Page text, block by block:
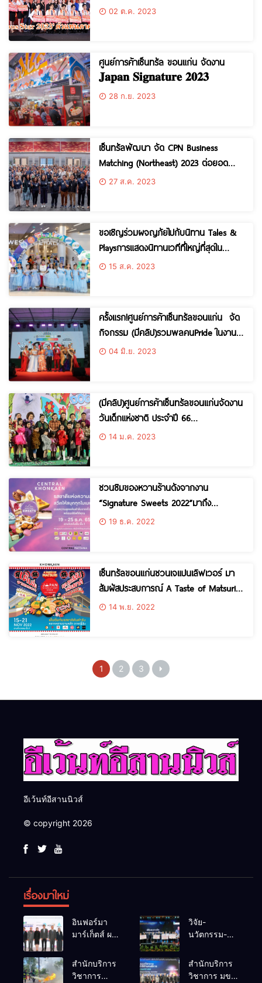
ความสามารถ ‘Campus Star 2023’
02 ต.ค. 2023
ศูนย์การค้าเซ็นทรัล ขอนแก่น จัดงาน
𝐉𝐚𝐩𝐚𝐧 𝐒𝐢𝐠𝐧𝐚𝐭𝐮𝐫𝐞 𝟐𝟎𝟐𝟑
28 ก.ย. 2023
เซ็นทรัลพัฒนา จัด CPN Business
Matching (Northeast) 2023 ต่อยอด
ธุรกิจคู่ค้า รวมแบรนด์ดังกว่า 80 แบรนด์
27 ส.ค. 2023
ขอเชิญร่วมผจญภัยไปกับนิทาน Tales &
Playsการแสดงนิทานเวทีที่ใหญ่ที่สุดใน
ประเทศ “ซินเดอเรลลา และ แจ็คกับต้นถั่ว
15 ส.ค. 2023
ครั้งแรก!ศูนย์การค้าเซ็นทรัลขอนแก่น จัด
กิจกรรม (มีคลิป)รวมพลคนPride ในงาน
Khonkaen Pride For All
04 มิ.ย. 2023
(มีคลิป)ศูนย์การค้าเซ็นทรัลขอนแก่นจัดงาน
วันเด็กแห่งชาติ ประจำปี 66
แคมเปญ”central kids day 2023”ครีเอทอ
14 ม.ค. 2023
ชวนชิมของหวานร้านดังจากงาน
“Signature Sweets 2022”มาถึง
ศูนย์การค้าเซ็นทรัล ขอนแก่น แล้ว19 – 25
19 ธ.ค. 2022
เซ็นทรัลขอนแก่นชวนเจแปนเลิฟเวอร์ มา
สัมผัสประสบการณ์ A Taste of Matsuriใน
งาน JAPAN SIGNATURE 2022 วันที 15
14 พ.ย. 2022
1 2 3
อีเว้นท์อีสานนิวส์
© copyright 2026
เรื่องมาใหม่
อินฟอร์มา
มาร์เก็ตส์ ผนึก
ธุรกิจท่อง
เที่ยว-บริการ
วิจัย-
นวัตกรรม-
คือโอกาสใหม่
ของคนพิการ
สำนักบริการ
วิชาการ
สำนักบริการ
วิชาการ มข.